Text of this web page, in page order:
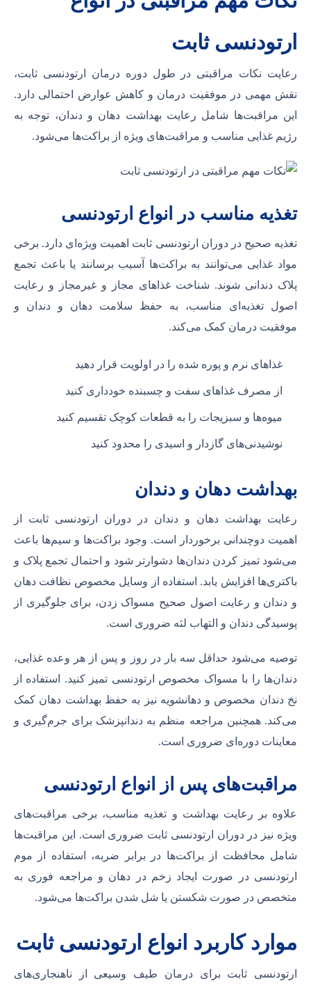
ارتودنسی ثابت
رعایت نکات مراقبتی در طول دوره درمان ارتودنسی ثابت،
نقش مهمی در موفقیت درمان و کاهش عوارض احتمالی دارد.
این مراقبت‌ها شامل رعایت بهداشت دهان و دندان، توجه به
رژیم غذایی مناسب و مراقبت‌های ویژه از براکت‌ها می‌شود.
تغذیه مناسب در انواع ارتودنسی
تغذیه صحیح در دوران ارتودنسی ثابت اهمیت ویژه‌ای دارد. برخی
مواد غذایی می‌توانند به براکت‌ها آسیب برسانند یا باعث تجمع
پلاک دندانی شوند. شناخت غذاهای مجاز و غیرمجاز و رعایت
اصول تغذیه‌ای مناسب، به حفظ سلامت دهان و دندان و
موفقیت درمان کمک می‌کند.
غذاهای نرم و پوره شده را در اولویت قرار دهید
از مصرف غذاهای سفت و چسبنده خودداری کنید
میوه‌ها و سبزیجات را به قطعات کوچک تقسیم کنید
نوشیدنی‌های گازدار و اسیدی را محدود کنید
بهداشت دهان و دندان
رعایت بهداشت دهان و دندان در دوران ارتودنسی ثابت از
اهمیت دوچندانی برخوردار است. وجود براکت‌ها و سیم‌ها باعث
می‌شود تمیز کردن دندان‌ها دشوارتر شود و احتمال تجمع پلاک و
باکتری‌ها افزایش یابد. استفاده از وسایل مخصوص نظافت دهان
و دندان و رعایت اصول صحیح مسواک زدن، برای جلوگیری از
پوسیدگی دندان و التهاب لثه ضروری است.
توصیه می‌شود حداقل سه بار در روز و پس از هر وعده غذایی،
دندان‌ها را با مسواک مخصوص ارتودنسی تمیز کنید. استفاده از
نخ دندان مخصوص و دهانشویه نیز به حفظ بهداشت دهان کمک
می‌کند. همچنین مراجعه منظم به دندانپزشک برای جرم‌گیری و
معاینات دوره‌ای ضروری است.
مراقبت‌های پس از انواع ارتودنسی
علاوه بر رعایت بهداشت و تغذیه مناسب، برخی مراقبت‌های
ویژه نیز در دوران ارتودنسی ثابت ضروری است. این مراقبت‌ها
شامل محافظت از براکت‌ها در برابر ضربه، استفاده از موم
ارتودنسی در صورت ایجاد زخم در دهان و مراجعه فوری به
متخصص در صورت شکستن یا شل شدن براکت‌ها می‌شود.
موارد کاربرد انواع ارتودنسی ثابت
ارتودنسی ثابت برای درمان طیف وسیعی از ناهنجاری‌های